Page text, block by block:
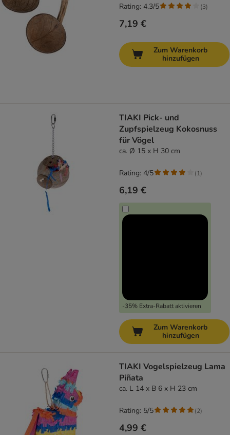
7,19 €
Rating: 4.3/5 (3)
Zum Warenkorb
hinzufügen
TIAKI Pick- und
Zupfspielzeug Kokosnuss
für Vögel
ca. Ø 15 x H 30 cm
6,19 €
-35% Extra-Rabatt aktivieren
Rating: 4/5 (1)
Zum Warenkorb
hinzufügen
TIAKI Vogelspielzeug Lama
Piñata
ca. L 14 x B 6 x H 23 cm
4,99 €
Rating: 5/5 (2)